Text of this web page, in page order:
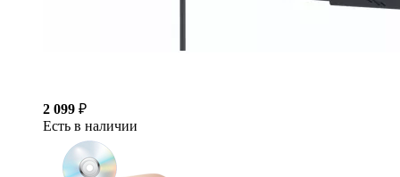
2 099 ₽
Есть в наличии